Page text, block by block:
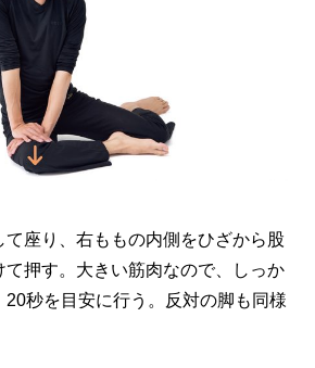
て座り、右ももの内側をひざから股
て押す。大きい筋肉なので、しっか
20秒を目安に行う。反対の脚も同様